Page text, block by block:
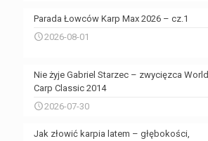
Parada Łowców Karp Max 2026 – cz.1
2026-08-01
Nie żyje Gabriel Starzec – zwycięzca World
Carp Classic 2014
2026-07-30
Jak złowić karpia latem – głębokości,